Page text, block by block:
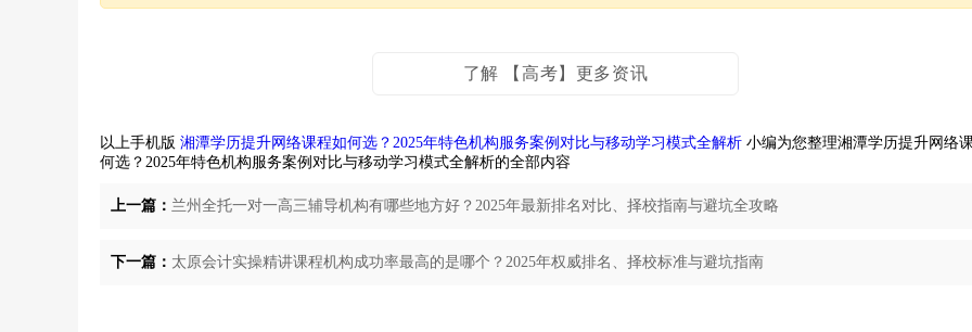
了解 【高考】更多资讯
以上手机版 湘潭学历提升网络课程如何选？2025年特色机构服务案例对比与移动学习模式全解析 小编为您整理湘潭学历提升网络
何选？2025年特色机构服务案例对比与移动学习模式全解析的全部内容
上一篇： 兰州全托一对一高三辅导机构有哪些地方好？2025年最新排名对比、择校指南与避坑全攻略
下一篇： 太原会计实操精讲课程机构成功率最高的是哪个？2025年权威排名、择校标准与避坑指南